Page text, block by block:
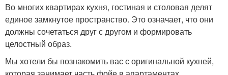
Во многих квартирах кухня, гостиная и столовая делят
единое замкнутое пространство. Это означает, что они
должны сочетаться друг с другом и формировать
целостный образ.
Мы хотели бы познакомить вас с оригинальной кухней,